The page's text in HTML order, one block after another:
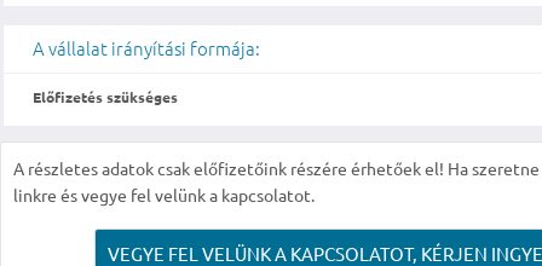
A vállalat irányítási formája:
Előfizetés szükséges
A részletes adatok csak előfizetőink részére érhetőek el! Ha
linkre és vegye fel velünk a kapcsolatot.
VEGYE FEL VELÜNK A KAPCSOLATOT, KÉRJEN